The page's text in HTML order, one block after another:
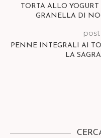
TORTA ALLO
GRANELLA DI
post
PENNE INTEGRALI AI
LA